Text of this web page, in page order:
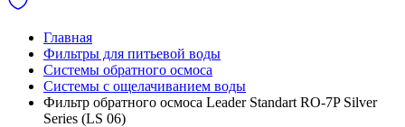
Главная
Фильтры для питьевой воды
Системы обратного осмоса
Системы с ощелачиванием воды
Фильтр обратного осмоса Leader Standart RO-7P Silver
Series (LS 06)